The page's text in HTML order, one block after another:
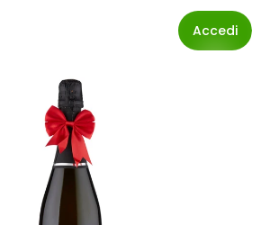
Accedi